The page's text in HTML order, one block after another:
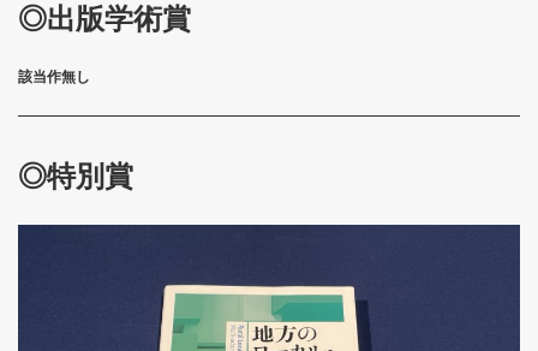
◎出版学術賞
該当作無し
◎特別賞